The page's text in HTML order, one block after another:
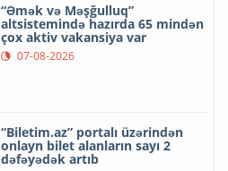
“Əmək və Məşğulluq”
altsistemində hazırda 65 mindən
çox aktiv vakansiya var
07-08-2026
“Biletim.az” portalı üzərindən
onlayn bilet alanların sayı 2
dəfəyədək artıb